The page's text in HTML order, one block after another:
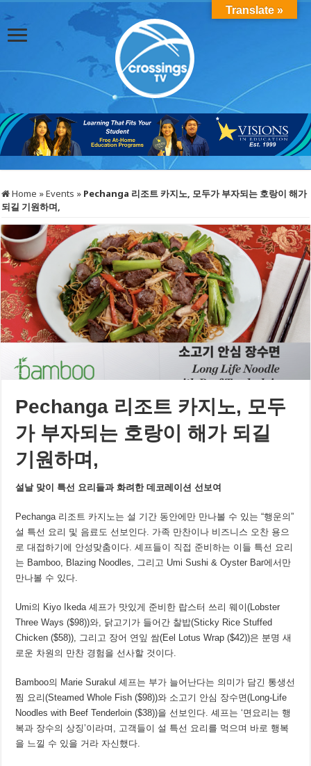
Home »Events » Pechanga 리조트카지노, 모두가 부자되는 호랑이 해가
되길 기원하며,
Pechanga 리조트 카지노, 모두
가 부자되는 호랑이 해가 되길
기원하며 ,
설날 맞이 특선 요리들과 화려한 데코레이션 선보여
Pechanga 리조트 카지노는 설 기간 동안에만 만나볼 수 있는 “행운의”
설 특선 요리 및 음료도 선보인다. 가족 만찬이나 비즈니스 오찬 용으
로 대접하기에 안성맞춤이다. 셰프들이 직접 준비하는 이들 특선 요리
는 Bamboo, Blazing Noodles, 그리고 Umi Sushi & Oyster Bar에서만
만나볼 수 있다.
Umi의 Kiyo Ikeda 셰프가 맛있게 준비한 랍스터 쓰리 웨이(Lobster
Three Ways ($98))와, 닭고기가 들어간 찰밥(Sticky Rice Stuffed
Chicken ($58)), 그리고 장어 연잎 쌈(Eel Lotus Wrap ($42))은 분명 새
로운 차원의 만찬 경험을 선사할 것이다.
Bamboo의 Marie Surakul 셰프는 부가 늘어난다는 의미가 담긴 통생선
찜 요리(Steamed Whole Fish ($98))와 소고기 안심 장수면(Long-Life
Noodles with Beef Tenderloin ($38))을 선보인다. 셰프는 ‘면요리는 행
복과 장수의 상징’이라며, 고객들이 설 특선 요리를 먹으며 바로 행복
을 느낄 수 있을 거라 자신했다.
Translate »